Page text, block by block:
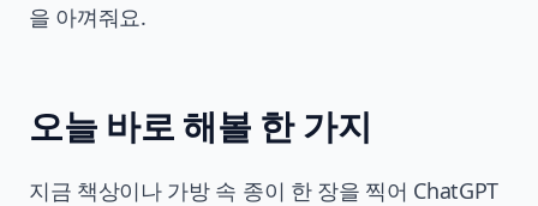
을 아껴줘요.
오늘 바로 해볼 한 가지
지금 책상이나 가방 속 종이 한 장을 찍어 ChatGPT